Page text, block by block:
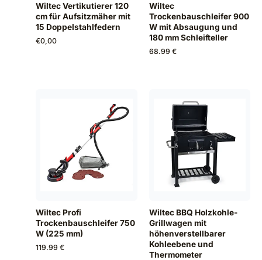
Wiltec Vertikutierer 120
cm für Aufsitzmäher mit
15 Doppelstahlfedern
€0,00
Wiltec
Trockenbauschleifer 900
W mit Absaugung und
180 mm Schleifteller
68.99 €
Wiltec Profi
Trockenbauschleifer 750
W (225 mm)
119.99 €
Wiltec BBQ Holzkohle-
Grillwagen mit
höhenverstellbarer
Kohleebene und
Thermometer